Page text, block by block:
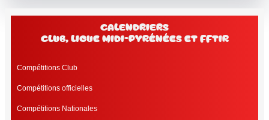
Calendriers
club, Ligue Midi-Pyrénées et FFtir
Compétitions Club
Compétitions officielles
Compétitions Nationales